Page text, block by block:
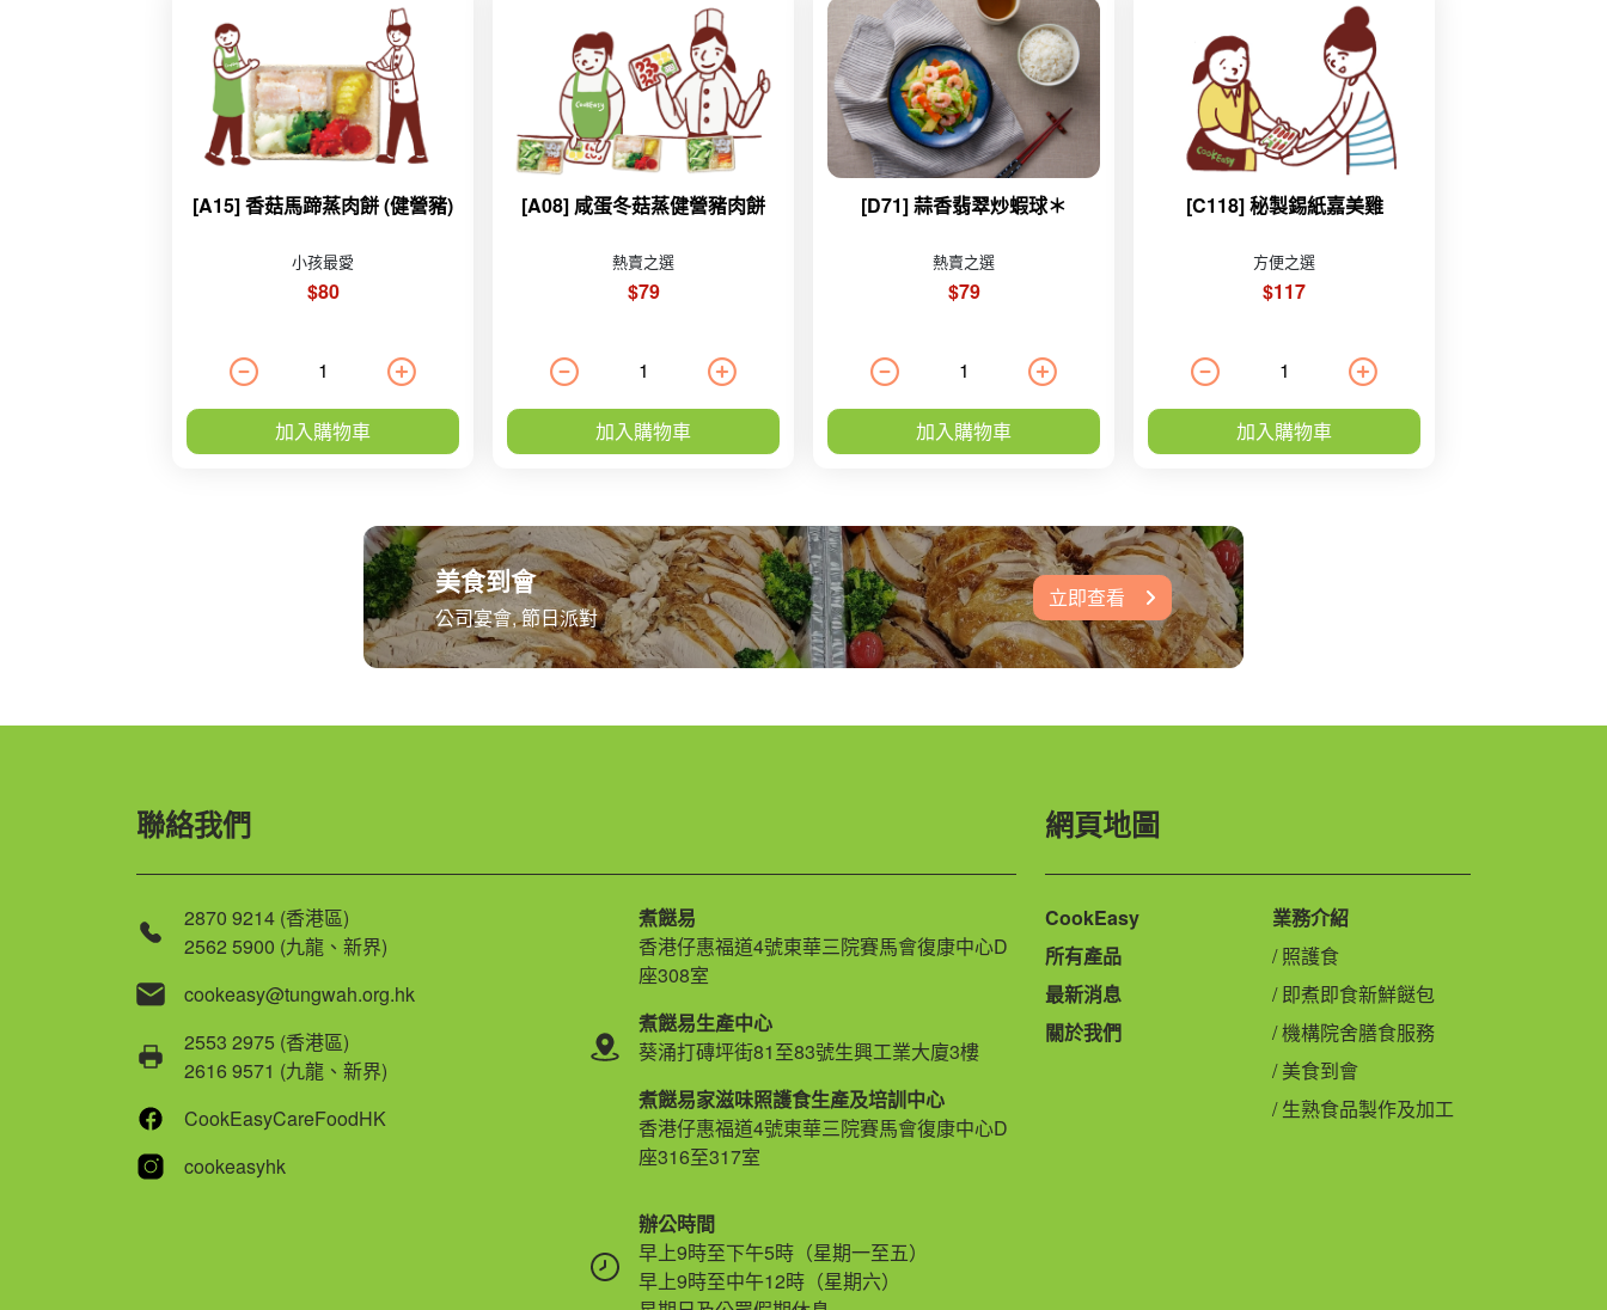
[A15] 香菇馬蹄蒸肉餅 (健營豬)
小孩最愛
$80
加入購物車
[A08] 咸蛋冬菇蒸健營豬肉餅
熱賣之選
$79
加入購物車
[D71] 蒜香翡翠炒蝦球＊
熱賣之選
$79
加入購物車
[C118] 秘製錫紙嘉美雞
方便之選
$117
加入購物車
美食到會
公司宴會, 節日派對
立即查看
聯絡我們
2870 9214 (香港區)
2562 5900 (九龍、新界)
cookeasy@tungwah.org.hk
2553 2975 (香港區)
2616 9571 (九龍、新界)
CookEasyCareFoodHK
cookeasyhk
煮餸易
香港仔惠福道4號東華三院賽馬會復康中心D
座308室
煮餸易生產中心
葵涌打磚坪街81至83號生興工業大廈3樓
煮餸易家滋味照護食生產及培訓中心
香港仔惠福道4號東華三院賽馬會復康中心D
座316至317室
辦公時間
早上9時至下午5時（星期一至五）
早上9時至中午12時（星期六）
網頁地圖
CookEasy
所有產品
最新消息
關於我們
業務介紹
照護食
即煮即食新鮮餸包
機構院舍膳食服務
美食到會
生熟食品製作及加工